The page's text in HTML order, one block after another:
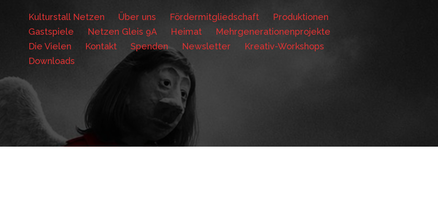
Kulturstall Netzen Über uns Fördermitgliedschaft
Produktionen
Gastspiele
Netzen Gleis 9A Heimat
Mehrgenerationenprojekte
Die Vielen
Kontakt Spenden Newsletter
Kreativ-Workshops
Downloads